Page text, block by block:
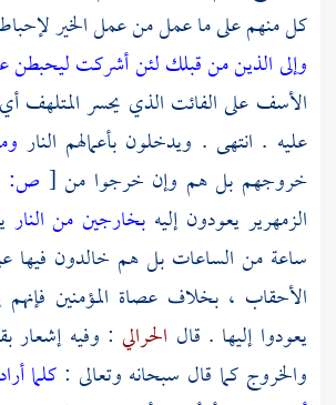
كل منهم على ما عمل من عمل الخير
وإلى الذين من قبلك لئن أشركت
الأسف على الفائت الذي يحسر المتلهف
عليه . انتهى . ويدخلون بأعمالهم النار
خروجهم بل هم وإن خرجوا من [ ص:
الزمهرير يعودون إليه بخارجين من النار
ساعة من الساعات بل هم خالدون فيها
الأحقاب ، بخلاف عصاة المؤمنين فإنهم
يعودوا إليها . قال الحرالي : وفيه إشعار
والخروج كما قال سبحانه وتعالى : كلما